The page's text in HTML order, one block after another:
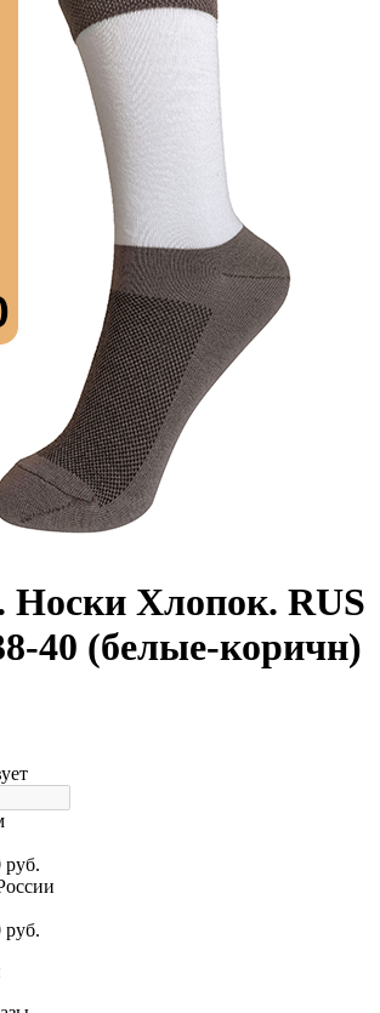
Носки Хлопок. RUS
40 (белые-коричн)
руб.
руб.